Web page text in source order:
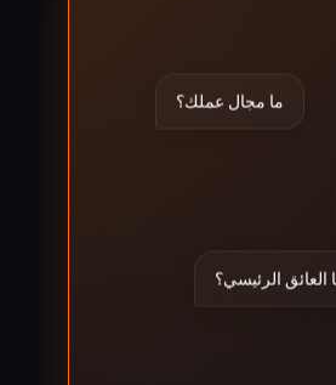
ما مجال عملك؟
ما العائق الرئيسي؟